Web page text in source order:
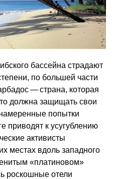
бассейна страдают
по большей части
— страна, которая
должна защищать свои
попытки
приводят к усугублению
активисты
местах вдоль западного
«платиновом»
роскошные отели